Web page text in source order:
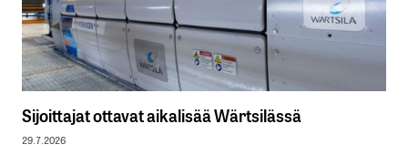
Sijoittajat ottavat aikalisää Wärtsilässä
29.7.2026